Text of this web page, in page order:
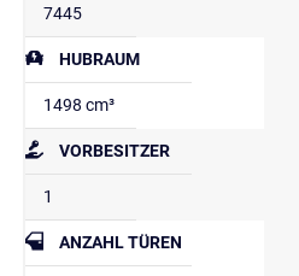
7445
HUBRAUM
1498 cm³
VORBESITZER
1
ANZAHL TÜREN